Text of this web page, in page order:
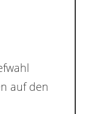
auf den